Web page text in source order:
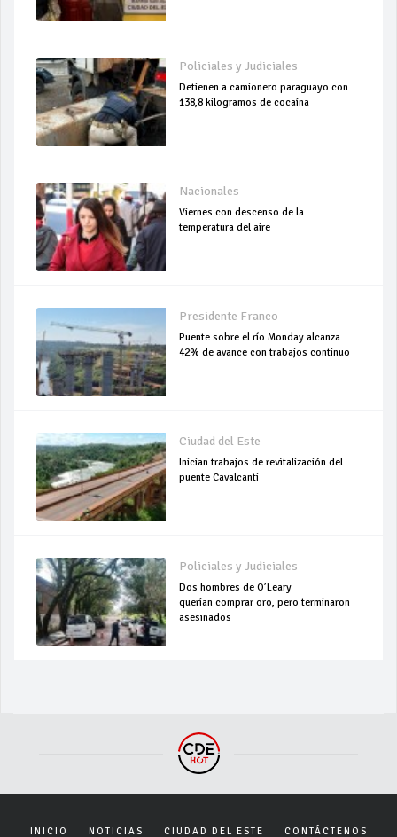
Policiales y Judiciales
Detienen a camionero paraguayo con
138,8 kilogramos de cocaína
Nacionales
Viernes con descenso de la
temperatura del aire
Presidente Franco
Puente sobre el río Monday alcanza
42% de avance con trabajos continuo
Ciudad del Este
Inician trabajos de revitalización del
puente Cavalcanti
Policiales y Judiciales
Dos hombres de O’Leary
querían comprar oro, pero terminaron
asesinados
INICIO NOTICIAS CIUDAD DEL ESTE CONTÁCTENOS